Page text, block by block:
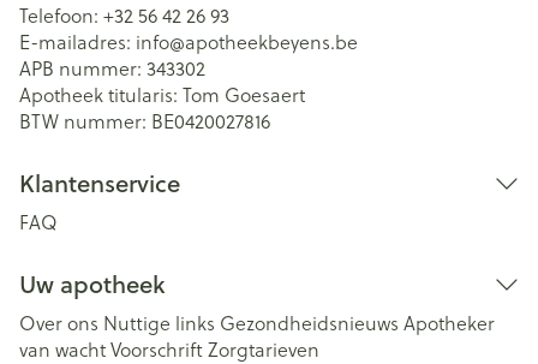
Telefoon: +32 56 42 26 93
E-mailadres: info@apotheekbeyens.be
APB nummer: 343302
Apotheek titularis: Tom Goesaert
BTW nummer: BE0420027816
Klantenservice
FAQ
Uw apotheek
Over ons Nuttige links Gezondheidsnieuws Apotheker
van wachtVoorschriftZorgtarieven